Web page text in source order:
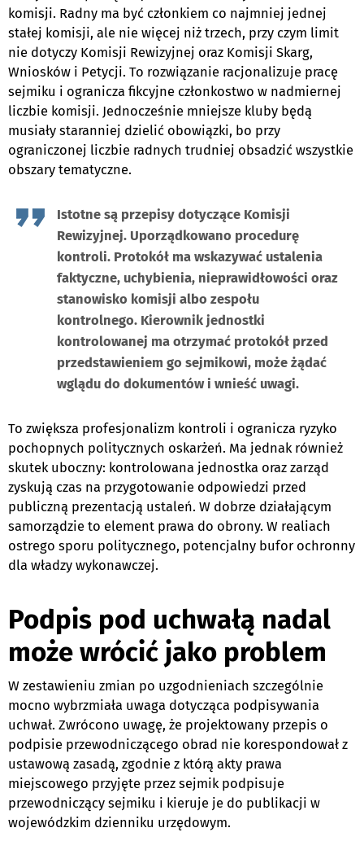
komisji. Radny ma być członkiem co najmniej jednej
stałej komisji, ale nie więcej niż trzech, przy czym limit
nie dotyczy Komisji Rewizyjnej oraz Komisji Skarg,
Wniosków i Petycji. To rozwiązanie racjonalizuje pracę
sejmiku i ogranicza fikcyjne członkostwo w nadmiernej
liczbie komisji. Jednocześnie mniejsze kluby będą
musiały staranniej dzielić obowiązki, bo przy
ograniczonej liczbie radnych trudniej obsadzić wszystkie
obszary tematyczne.
Istotne są przepisy dotyczące Komisji
Rewizyjnej. Uporządkowano procedurę
kontroli. Protokół ma wskazywać ustalenia
faktyczne, uchybienia, nieprawidłowości oraz
stanowisko komisji albo zespołu
kontrolnego. Kierownik jednostki
kontrolowanej ma otrzymać protokół przed
przedstawieniem go sejmikowi, może żądać
wglądu do dokumentów i wnieść uwagi.
To zwiększa profesjonalizm kontroli i ogranicza ryzyko
pochopnych politycznych oskarżeń. Ma jednak również
skutek uboczny: kontrolowana jednostka oraz zarząd
zyskują czas na przygotowanie odpowiedzi przed
publiczną prezentacją ustaleń. W dobrze działającym
samorządzie to element prawa do obrony. W realiach
ostrego sporu politycznego, potencjalny bufor ochronny
dla władzy wykonawczej.
Podpis pod uchwałą nadal
może wrócić jako problem
W zestawieniu zmian po uzgodnieniach szczególnie
mocno wybrzmiała uwaga dotycząca podpisywania
uchwał. Zwrócono uwagę, że projektowany przepis o
podpisie przewodniczącego obrad nie korespondował z
ustawową zasadą, zgodnie z którą akty prawa
miejscowego przyjęte przez sejmik podpisuje
przewodniczący sejmiku i kieruje je do publikacji w
wojewódzkim dzienniku urzędowym.